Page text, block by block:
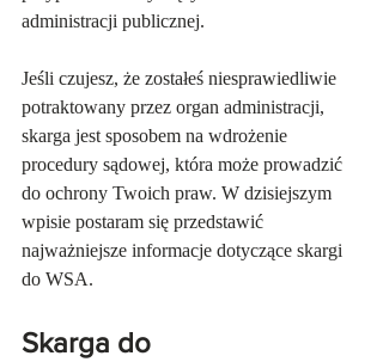
administracji publicznej.
Jeśli czujesz, że zostałeś niesprawiedliwie
potraktowany przez organ administracji,
skarga jest sposobem na wdrożenie
procedury sądowej, która może prowadzić
do ochrony Twoich praw. W dzisiejszym
wpisie postaram się przedstawić
najważniejsze informacje dotyczące skargi
do WSA.
Skarga do